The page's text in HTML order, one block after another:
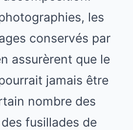
les
conservés par
assurèrent que le
jamais être
nombre des
fusillades de